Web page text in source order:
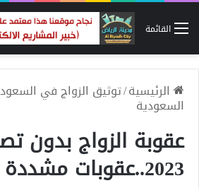
القائمة
الرئيسية/توثيق الزواج في
السعودية
عقوبة الزواج بدون
2023..عقوبات مشددة فتجنبها